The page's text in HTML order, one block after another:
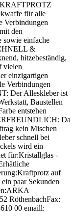
für alle
Verbindungen
den
sowie einfache
&
hitzebeständig,
vielen
einzigartigen
Verbindungen
Der Alleskleber ist
Baustellen
entstehen
Da
kein Mischen
schnell bei
wird ein
für:Kristallglas -
auf
paar Sekunden
RöthenbachFax:
00 emaill: